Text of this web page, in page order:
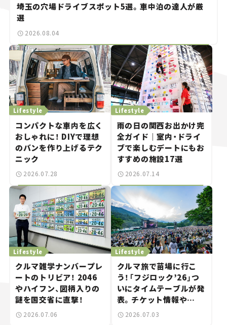
埼玉の穴場ドライブスポット5選。車中泊の達人が厳
選
2026.08.04
Lifestyle
コンパクトな車内を広く
おしゃれに！ DIYで理想
のバンを作り上げるテク
ニック
2026.07.28
Lifestyle
雨の日の関西お出かけ完
全ガイド｜室内・ドライ
ブで楽しむデートにもお
すすめの施設17選
2026.07.14
Lifestyle
クルマ雑学ナンバープレ
ートのトリビア！ 2046
やハイフン、図柄入りの
謎を国交省に直撃！
2026.07.06
Lifestyle
クルマ旅で苗場に行こ
う！「フジロック’26」つ
いにタイムテーブルが発
表。チケット情報や
GREEN STAGEの出演ア
2026.07.03